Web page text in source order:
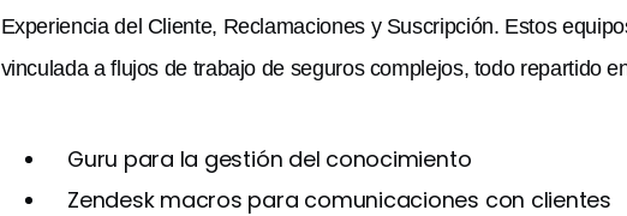
Experiencia del Cliente, Reclamaciones y Suscripción. Estos
vinculada a flujos de trabajo de seguros complejos, todo repartido
Guru para la gestión del conocimiento
Zendesk macros para comunicaciones con clientes